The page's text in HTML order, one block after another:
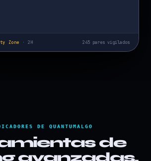
Zone · 2H 245 pares vigilados
DE QUANTUMALGO
de
avanzadas,